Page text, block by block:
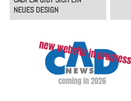
NEUES DESIGN